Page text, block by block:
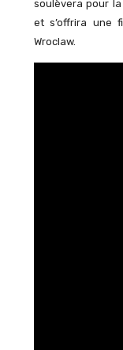
soulèvera pour
et s’offrira une
Wroclaw.